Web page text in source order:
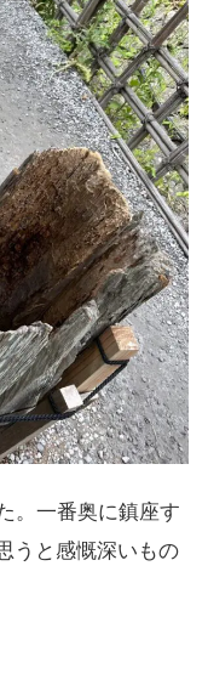
。一番奥に鎮座す
うと感慨深いもの